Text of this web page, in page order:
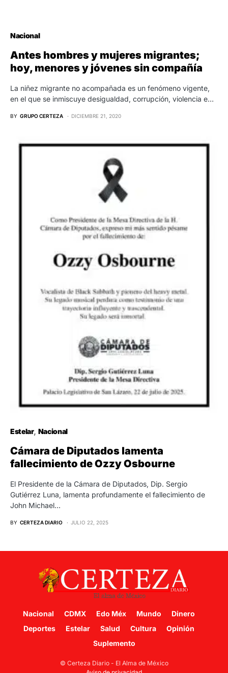
Nacional
Antes hombres y mujeres migrantes;
hoy, menores y jóvenes sin compañía
La niñez migrante no acompañada es un fenómeno vigente,
en el que se inmiscuye desigualdad, corrupción, violencia e…
BY GRUPO CERTEZA DICIEMBRE 21, 2020
Estelar Nacional
Cámara de Diputados lamenta
fallecimiento de Ozzy Osbourne
El Presidente de la Cámara de Diputados, Dip. Sergio
Gutiérrez Luna, lamenta profundamente el fallecimiento de
John Michael…
BY CERTEZA DIARIO JULIO 22, 2025
Nacional CDMX Edo Méx Mundo
Dinero
Deportes
Estelar Salud Cultura
Opinión
Suplemento
© Certeza Diario - El Alma de México